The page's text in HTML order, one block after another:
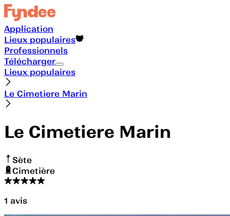
Application
Lieux populaires
Professionnels
Télécharger
Lieux populaires
Le Cimetiere Marin
Le Cimetiere Marin
Sète
Cimetière
1 avis